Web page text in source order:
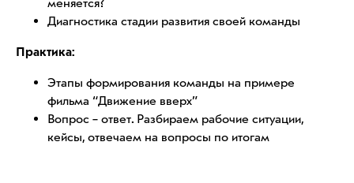
Диагностика стадии развития своей команды
Практика:
Этапы формирования команды на примере
фильма “Движение вверх”
Вопрос – ответ. Разбираем рабочие ситуации,
кейсы, отвечаем на вопросы по итогам